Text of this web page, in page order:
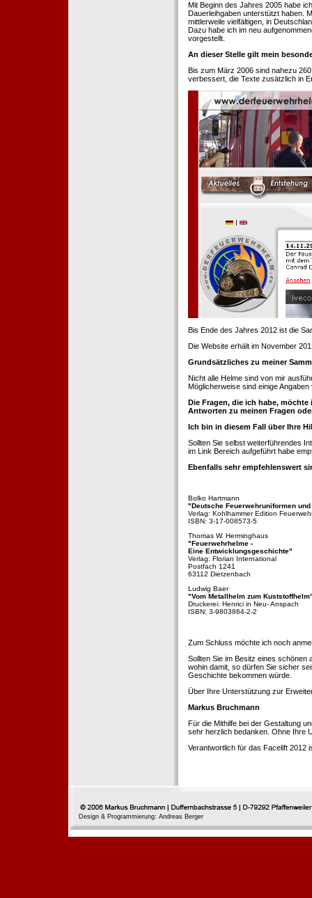
Mit Beginn des Jahres 2005 habe
Dauerleihgaben unterstützt haben.
mittlerweile vielfältigen, in
Dazu habe ich im neu
vorgestellt.
An dieser Stelle gilt mein
Bis zum März 2006 sind nahezu
verbessert, die Texte zusätzlich in
Bis Ende des Jahres 2012 ist die
Die Website erhält im November
Grundsätzliches zu meiner
Nicht alle Helme sind von mir
Möglicherweise sind einige
Die Fragen, die ich habe,
Antworten zu meinen Fragen
Ich bin in diesem Fall über Ihre
Sollten Sie selbst weiterführendes
im Link Bereich aufgeführt habe
Ebenfalls sehr empfehlenswert
Bolko Hartmann
"Deutsche Feuerwehruniformen
Verlag: Kohlhammer Edition
ISBN: 3-17-008573-5
Thomas W. Herminghaus
"Feuerwehrhelme -
Eine Entwicklungsgeschichte"
Verlag: Florian International
Postfach 1241
63112 Dietzenbach
Ludwig Baer
"Vom Metallhelm zum
Druckerei: Henrici in Neu- Anspach
ISBN: 3-9803864-2-2
Zum Schluss möchte ich noch
Sollten Sie im Besitz eines schönen
wohin damit, so dürfen Sie sicher
Geschichte bekommen würde.
Über Ihre Unterstützung zur
Markus Bruchmann
Für die Mithilfe bei der Gestaltung
sehr herzlich bedanken. Ohne Ihre
Verantwortlich für das Facelift 2012
Design & Programmierung: Andreas Berger